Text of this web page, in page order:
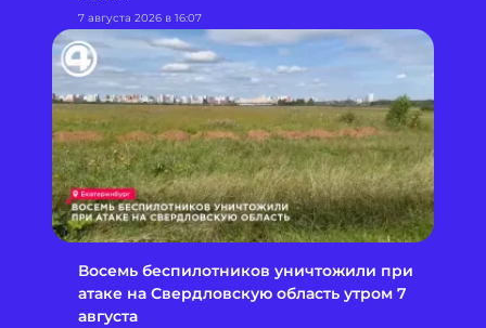
7 августа 2026 в 16:07
Восемь беспилотников уничтожили при
атаке на Свердловскую область утром 7
августа